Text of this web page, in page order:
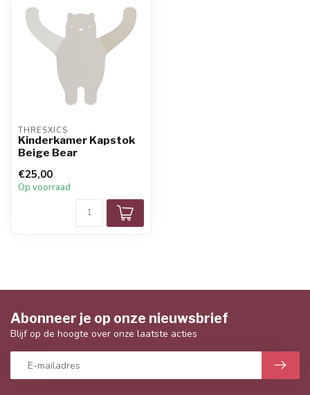
THRESXICS
Kinderkamer Kapstok
Beige Bear
€25,00
Op voorraad
Abonneer je op onze nieuwsbrief
Blijf op de hoogte over onze laatste acties